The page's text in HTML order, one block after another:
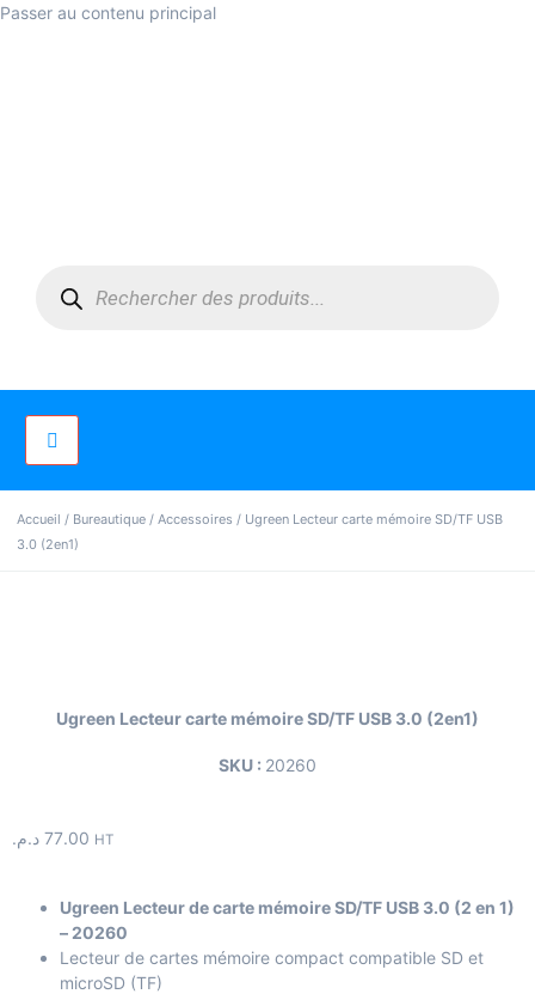
Passer au contenu principal
Accueil / Bureautique / Accessoires / Ugreen Lecteur carte mémoire SD/TF USB
3.0 (2en1)
Ugreen Lecteur carte mémoire SD/TF USB 3.0 (2en1)
SKU : 20260
77.00 د.م. HT
Ugreen Lecteur de carte mémoire SD/TF USB 3.0 (2 en 1)
– 20260
Lecteur de cartes mémoire compact compatible SD et
microSD (TF)